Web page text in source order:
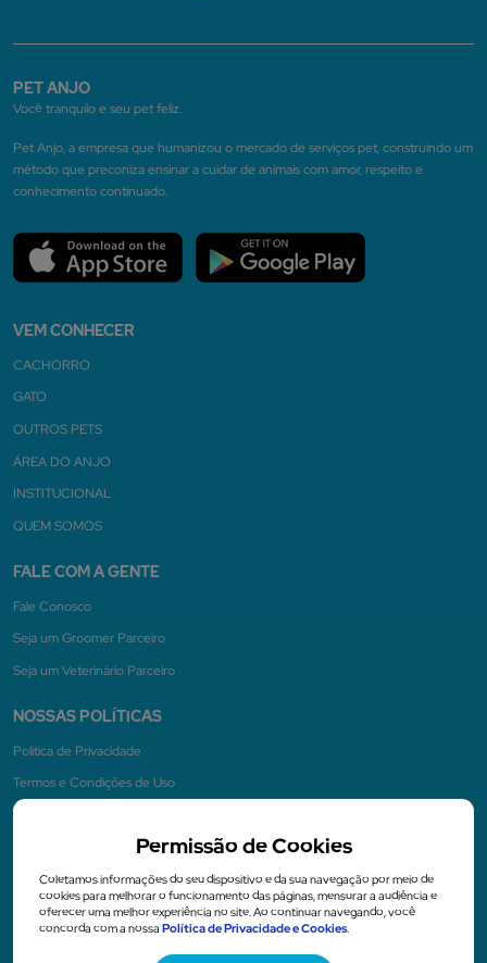
PET ANJO
Você tranquilo e seu pet feliz.
Pet Anjo, a empresa que humanizou o mercado de serviços pet, construindo um
método que preconiza ensinar a cuidar de animais com amor, respeito e
conhecimento continuado.
VEM CONHECER
CACHORRO
GATO
OUTROS PETS
ÁREA DO ANJO
INSTITUCIONAL
QUEM SOMOS
FALE COM A GENTE
Fale Conosco
Seja um Groomer Parceiro
Seja um Veterinário Parceiro
NOSSAS POLÍTICAS
Politica de Privacidade
Termos e Condições de Uso
Permissão de Cookies
Coletamos informações do seu dispositivo e da sua navegação por meio de
cookies para melhorar o funcionamento das páginas, mensurar a audiência e
oferecer uma melhor experiência no site. Ao continuar navegando, você
concorda com a nossa Política de Privacidade e Cookies.